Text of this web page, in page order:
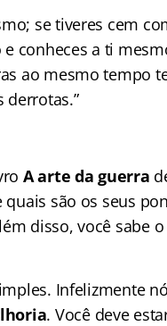
se tiveres cem
conheces a ti
ao mesmo tempo
derrotas.”
A arte da guerra
são os seus
disso, você sabe
Infelizmente
. Você deve